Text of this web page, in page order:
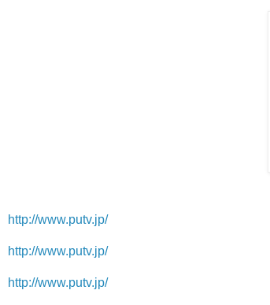
http://www.putv.jp/
http://www.putv.jp/
http://www.putv.jp/